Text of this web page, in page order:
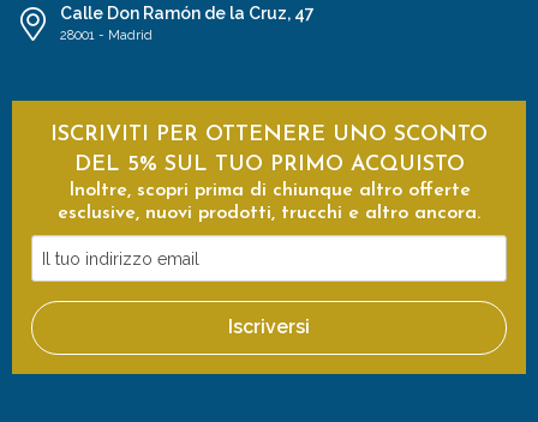
Calle Don Ramón de la Cruz, 47
28001 - Madrid
ISCRIVITI PER OTTENERE UNO SCONTO
DEL 5% SUL TUO PRIMO ACQUISTO
Inoltre, scopri prima di chiunque altro offerte
esclusive, nuovi prodotti, trucchi e altro ancora.
tuo
indirizzo
email
Iscriversi